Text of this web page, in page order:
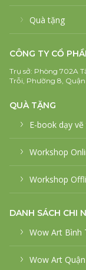
Quà tặng
CÔNG TY CỔ
Trụ sở: Phòng 702A
Trỗi, Phường 8, Quận
QUÀ TẶNG
E-book dạy
Workshop
Workshop
DANH SÁCH CHI
Wow Art Bình
Wow Art